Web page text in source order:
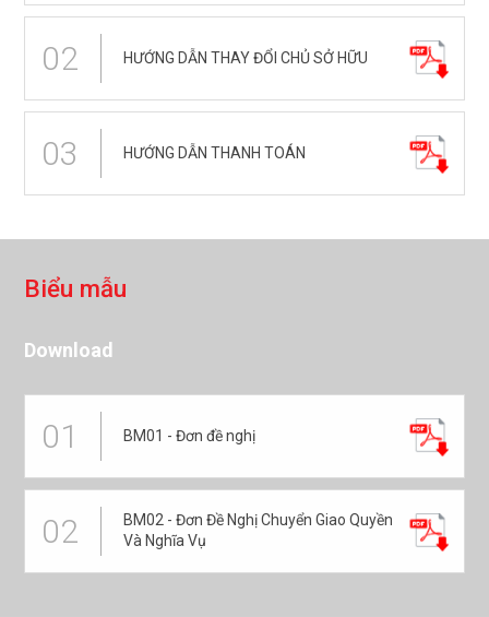
02 HƯỚNG DẪN THAY ĐỔI CHỦ SỞ HỮU
03 HƯỚNG DẪN THANH TOÁN
Biểu mẫu
Download
01 BM01 - Đơn đề nghị
02
BM02 - Đơn Đề Nghị Chuyển Giao Quyền
Và Nghĩa Vụ